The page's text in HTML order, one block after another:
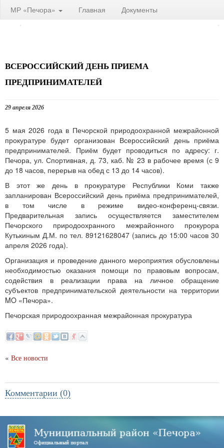
МР «Печора» Главная Документы
ВСЕРОССИЙСКИЙ ДЕНЬ ПРИЕМА
ПРЕДПРИНИМАТЕЛЕЙ
29 апреля 2026
5 мая 2026 года в Печорской природоохранной межрайонной
прокуратуре будет организован Всероссийский день приёма
предпринимателей. Приём будет проводиться по адресу: г.
Печора, ул. Спортивная, д. 73, каб. № 23 в рабочее время (с 9
до 18 часов, перерыв на обед с 13 до 14 часов).
В этот же день в прокуратуре Республики Коми также
запланирован Всероссийский день приёма предпринимателей,
в том числе в режиме видео-конференц-связи.
Предварительная запись осуществляется заместителем
Печорского природоохранного межрайонного прокурора
Кутькиным Д.М. по тел. 89121628047 (запись до 15:00 часов 30
апреля 2026 года).
Организация и проведение данного мероприятия обусловлены
необходимостью оказания помощи по правовым вопросам,
содействия в реализации права на личное обращение
субъектов предпринимательской деятельности на территории
MO «Печора».
Печорская природоохранная межрайонная прокуратура
« Все новости
Комментарии (0)